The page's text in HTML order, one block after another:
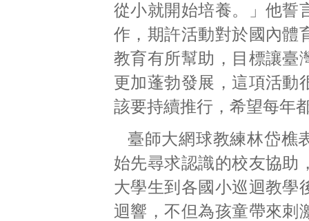
從小就開始培養。」他誓
作，期許活動對於國內體
教育有所幫助，目標讓臺
更加蓬勃發展，這項活動
該要持續推行，希望每年
臺師大網球教練林岱樵
始先尋求認識的校友協助
大學生到各國小巡迴教學
迴響，不但為孩童帶來刺